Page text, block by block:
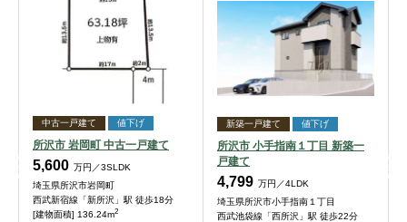
中古一戸建て 値下げ
所沢市 岩岡町 中古一戸建て
5,600 万円／3SLDK
埼玉県所沢市岩岡町
西武新宿線「新所沢」駅 徒歩18分
[建物面積] 136.24m2
新築一戸建て 値下げ
所沢市 小手指南１丁目 新築一
戸建て
4,799 万円／4LDK
埼玉県所沢市小手指南１丁目
西武池袋線「西所沢」駅 徒歩22分